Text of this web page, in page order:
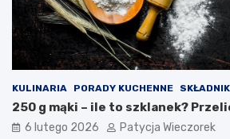
KULINARIA PORADY KUCHENNE
250 g mąki – ile to szklanek?
6 lutego 2026 Patycja Wieczorek